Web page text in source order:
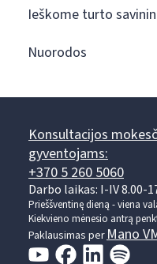
Ieškome turto
Nuorodos
Konsultacijos
gyventojams:
+370 5 260 5060
Darbo laikas: I-IV 8.00-
Prieššventinę dieną - viena
Kiekvieno mėnesio antrą
Paklausimas per Mano